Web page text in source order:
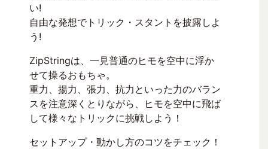
い!
自由な発想でトリック・スタントを披露しよ
う!
ZipStringは、一見普通のヒモを空中に浮か
せて操るおもちゃ。
重力、揚力、張力、抗力といった力のバラン
スを注意深くとりながら、ヒモを空中に飛ば
して様々なトリックに挑戦しよう！
セットアップ・動かし方のコツをチェック！